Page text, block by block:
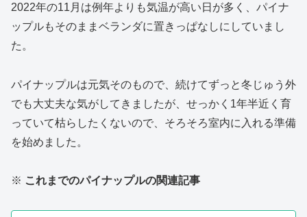
2022年の11月は例年よりも気温が高い日が多く、パイナ
ップルもそのままベランダに置きっぱなしにしていまし
た。
パイナップルは元気そのもので、続けてずっと冬じゅう外
でも大丈夫な気がしてきましたが、せっかく1年半近く育
っていて枯らしたくないので、そろそろ室内に入れる準備
を始めました。
※ これまでのパイナップルの関連記事